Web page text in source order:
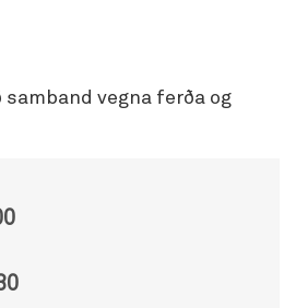
vegna ferða og